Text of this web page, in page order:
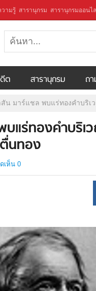
วามรู้ สารานุกรม สารานุกรมออนไ
ต สารานุกรม ถ
สัน มาร์แชล พบแร่ทองคำบริเ
แร่ทองคำบริเ
นทอง
เห็น 0